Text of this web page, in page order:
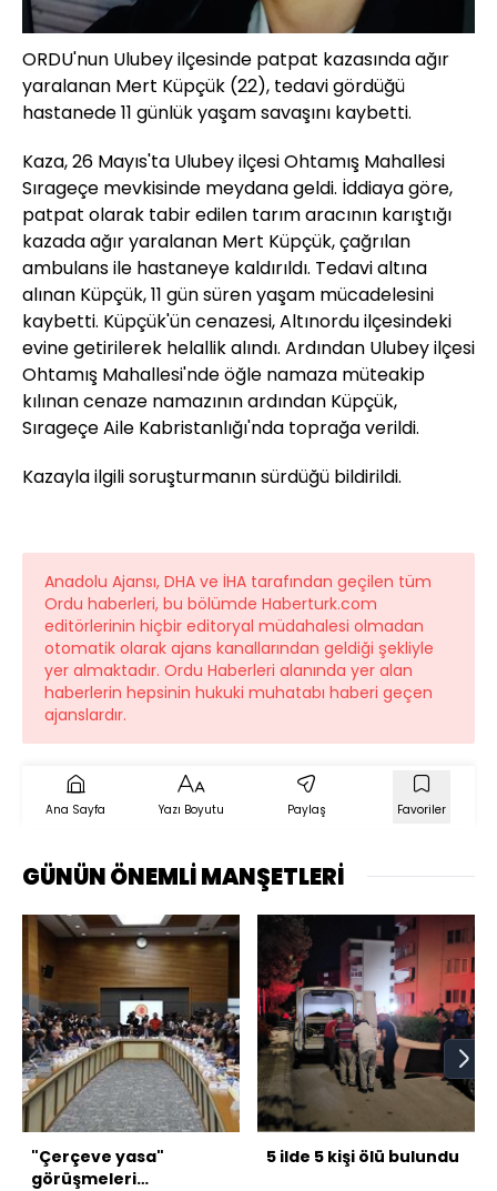
ORDU'nun Ulubey ilçesinde patpat kazasında ağır
yaralanan Mert Küpçük (22), tedavi gördüğü
hastanede 11 günlük yaşam savaşını kaybetti.
Kaza, 26 Mayıs'ta Ulubey ilçesi Ohtamış Mahallesi
Sırageçe mevkisinde meydana geldi. İddiaya göre,
patpat olarak tabir edilen tarım aracının karıştığı
kazada ağır yaralanan Mert Küpçük, çağrılan
ambulans ile hastaneye kaldırıldı. Tedavi altına
alınan Küpçük, 11 gün süren yaşam mücadelesini
kaybetti. Küpçük'ün cenazesi, Altınordu ilçesindeki
evine getirilerek helallik alındı. Ardından Ulubey ilçesi
Ohtamış Mahallesi'nde öğle namaza müteakip
kılınan cenaze namazının ardından Küpçük,
Sırageçe Aile Kabristanlığı'nda toprağa verildi.
Kazayla ilgili soruşturmanın sürdüğü bildirildi.
Anadolu Ajansı, DHA ve İHA tarafından geçilen tüm
Ordu haberleri, bu bölümde Haberturk.com
editörlerinin hiçbir editoryal müdahalesi olmadan
otomatik olarak ajans kanallarından geldiği şekliyle
yer almaktadır. Ordu Haberleri alanında yer alan
haberlerin hepsinin hukuki muhatabı haberi geçen
ajanslardır.
Ana Sayfa Yazı Boyutu Paylaş Favoriler
GÜNÜN ÖNEMLİ MANŞETLERİ
"Çerçeve yasa"
görüşmeleri
5 ilde 5 kişi ölü bulundu